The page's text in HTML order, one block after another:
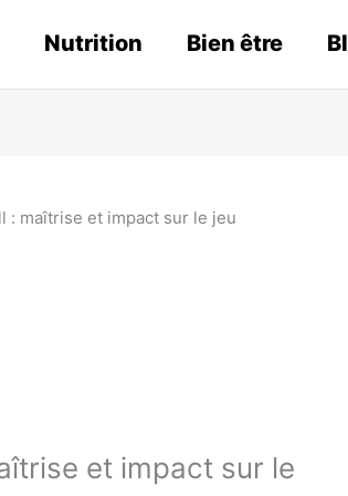
Nutrition Bien être
: maîtrise et impact sur le jeu
et impact sur le